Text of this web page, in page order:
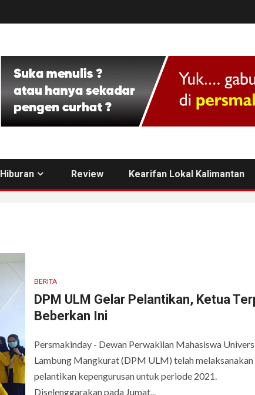
Hiburan Review Kearifan Lokal Kalimantan
BERITA
DPM ULM Gelar Pelantikan, Ketua
Beberkan Ini
Persmakinday - Dewan Perwakilan Mahasiswa
Lambung Mangkurat (DPM ULM) telah melaksanakan
pelantikan kepengurusan untuk periode 2021.
Diselenggarakan pada Jumat...